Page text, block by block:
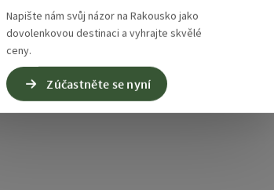
Napište nám svůj názor na Rakousko jako
dovolenkovou destinaci a vyhrajte skvělé
ceny.
Zúčastněte se nyní